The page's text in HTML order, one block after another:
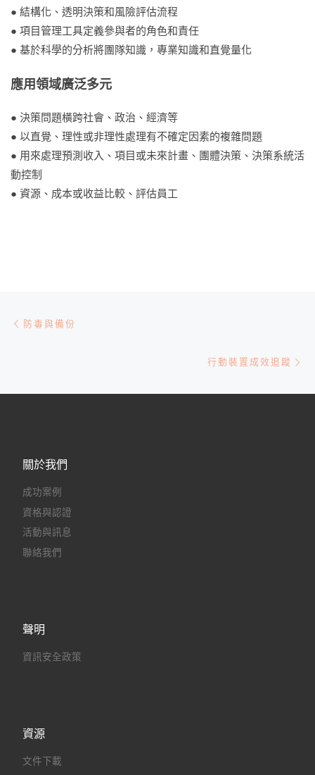
● 結構化、透明決策和風險評估流程
● 項目管理工具定義參與者的角色和責任
● 基於科學的分析將團隊知識，專業知識和直覺量化
應用領域廣泛多元
● 決策問題橫跨社會、政治、經濟等
● 以直覺、理性或非理性處理有不確定因素的複雜問題
● 用來處理預測收入、項目或未來計畫、團體決策、決策系統活
動控制
● 資源、成本或收益比較、評估員工
文章導航
防毒與備份
行動裝置成效追蹤
關於我們
成功案例
資格與認證
活動與訊息
聯絡我們
聲明
資訊安全政策
資源
文件下載